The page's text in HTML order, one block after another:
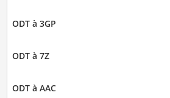
ODT à 3GP
ODT à 7Z
ODT à AAC